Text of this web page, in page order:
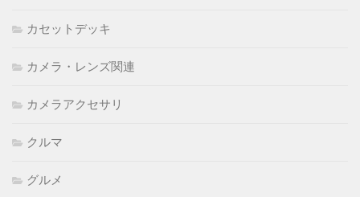
カセットデッキ
カメラ・レンズ関連
カメラアクセサリ
クルマ
グルメ